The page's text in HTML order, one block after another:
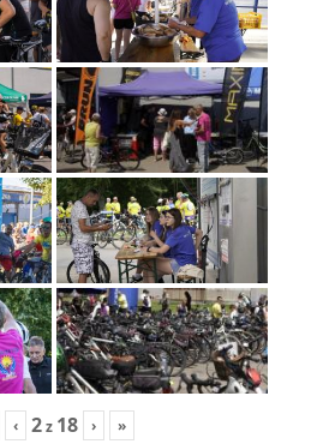
‹ 2z 18 › »